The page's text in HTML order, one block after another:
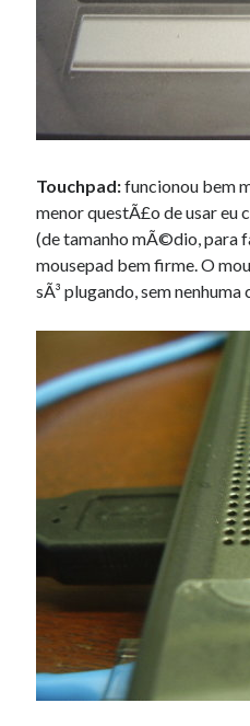
Touchpad:funcionou bem
menor questÃ£o de usar eu
(de tamanho mÃ©dio, para
mousepad bem firme. O
sÃ³ plugando, sem